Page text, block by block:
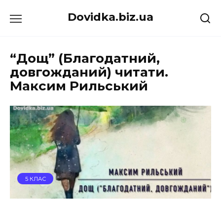
до
Dovidka.biz.ua
“Дощ” (Благодатний,
довгожданий) читати.
Максим Рильський
5 КЛАС